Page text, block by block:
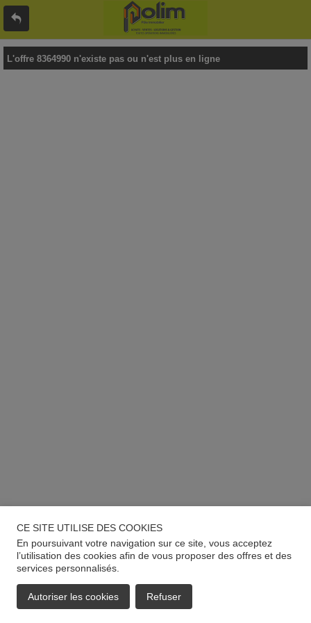
L'offre 8364990 n'existe pas ou n'est plus en ligne
CE SITE UTILISE DES COOKIES
En poursuivant votre navigation sur ce site, vous acceptez
l’utilisation des cookies afin de vous proposer des offres et des
services personnalisés.
Autoriser les cookies Refuser